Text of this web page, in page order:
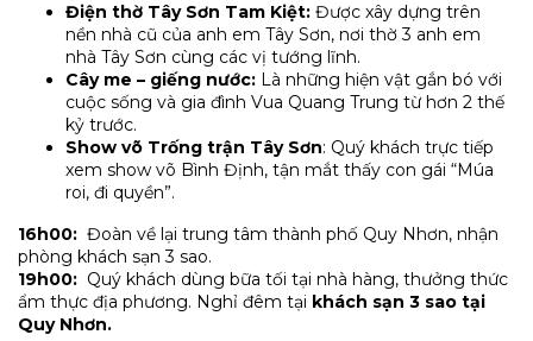
Điện thờ Tây Sơn Tam Kiệt: Được xây dựng trên
nền nhà cũ của anh em Tây Sơn, nơi thờ 3 anh em
nhà Tây Sơn cùng các vị tướng lĩnh.
Cây me – giếng nước: Là những hiện vật gắn bó với
cuộc sống và gia đình Vua Quang Trung từ hơn 2 thế
kỷ trước.
Show võ Trống trận Tây Sơn: Quý khách trực tiếp
xem show võ Bình Định, tận mắt thấy con gái “Múa
roi, đi quyền”.
16h00: Đoàn về lại trung tâm thành phố Quy Nhơn, nhận
phòng khách sạn 3 sao.
19h00: Quý khách dùng bữa tối tại nhà hàng, thưởng thức
ẩm thực địa phương. Nghỉ đêm tại khách sạn 3 sao tại
Quy Nhơn.